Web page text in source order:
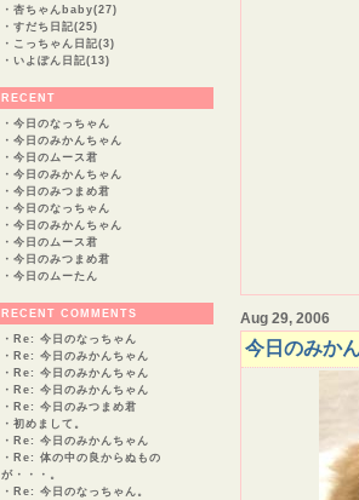
・ 杏ちゃんbaby(27)
・ すだち日記(25)
・ こっちゃん日記(3)
・ いよぽん日記(13)
RECENT
・ 今日のなっちゃん
・ 今日のみかんちゃん
・ 今日のムース君
・ 今日のみかんちゃん
・ 今日のみつまめ君
・ 今日のなっちゃん
・ 今日のみかんちゃん
・ 今日のムース君
・ 今日のみつまめ君
・ 今日のムーたん
RECENT COMMENTS
・ Re: 今日のなっちゃん
・ Re: 今日のみかんちゃん
・ Re: 今日のみかんちゃん
・ Re: 今日のみかんちゃん
・ Re: 今日のみつまめ君
・ 初めまして。
・ Re: 今日のみかんちゃん
・ Re: 体の中の良からぬもの
が・・・。
・ Re: 今日のなっちゃん。
Aug 29, 2006
今日のみか